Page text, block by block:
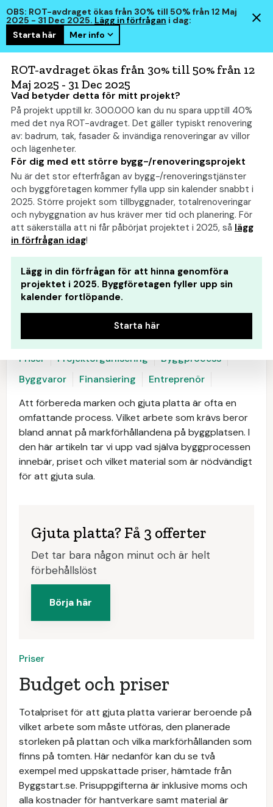
OBS: ROT-avdraget ökas från 30% till 50% från 12 Maj
2025 - 31 Dec 2025. Lägg in förfrågan i dag:
Starta här
Mer info
ROT-avdraget ökas från 30% till 50% från 12
Maj 2025 - 31 Dec 2025
Vad betyder detta för mitt projekt?
På projekt upptill kr. 300.000 kan du nu spara upptill 40%
med det nya ROT-avdraget. Det gäller typiskt renovering
av: badrum, tak, fasader & invändiga renoveringar av villor
och lägenheter.
För dig med ett större bygg-/renoveringsprojekt
Nu är det stor efterfrågan av bygg-/renoveringstjänster
och byggföretagen kommer fylla upp sin kalender snabbt i
2025. Större projekt som tillbyggnader, totalrenoveringar
och nybyggnation av hus kräver mer tid och planering. För
att säkerställa att ni får påbörjat projektet i 2025, så lägg
in förfrågan idag!
Lägg in din förfrågan för att hinna genomföra
projektet i 2025. Byggföretagen fyller upp sin
kalender fortlöpande.
Starta här
hemsmart
Gjuta platta: Allt om priser,
byggprocess och olika
kostnader
Priser Projektorganisering
Byggprocess
Byggvaror
Finansiering
Entreprenör
Att förbereda marken och gjuta platta är ofta en
omfattande process. Vilket arbete som krävs beror
bland annat på markförhållandena på byggplatsen. I
den här artikeln tar vi upp vad själva byggprocessen
innebär, priset och vilket material som är nödvändigt
för att gjuta sula.
Gjuta platta? Få 3 offerter
Det tar bara någon minut och är helt
förbehållslöst
Börja här
Priser
Budget och priser
Totalpriset för att gjuta platta varierar beroende på
vilket arbete som måste utföras, den planerade
storleken på plattan och vilka markförhållanden som
finns på tomten. Här nedanför kan du se två
exempel med uppskattade priser, hämtade från
Byggstart.se. Prisuppgifterna är inklusive moms och
alla kostnader för hantverkare samt material är